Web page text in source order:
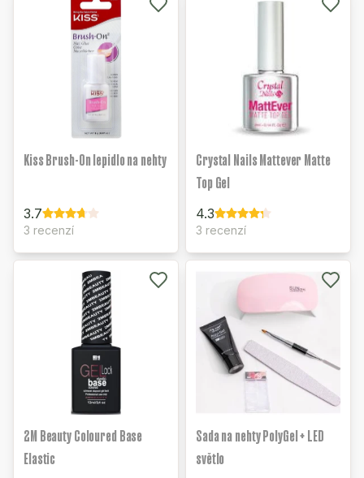
Kiss Brush-On lepidlo na nehty
3.7
3 recenzí
Crystal Nails Mattever Matte
Top Gel
4.3
3 recenzí
2M Beauty Coloured Base
Elastic
Sada na nehty PolyGel + LED
světlo